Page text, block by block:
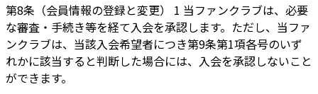
第8条（会員情報の登録と変更） 1 当ファンクラブは、必要
な審査・手続き等を経て入会を承認します。ただし、当ファ
ンクラブは、当該入会希望者につき第9条第1項各号のいず
れかに該当すると判断した場合には、入会を承認しないこと
ができます。